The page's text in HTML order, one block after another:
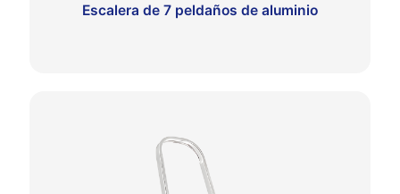
Escalera de 7 peldaños de aluminio